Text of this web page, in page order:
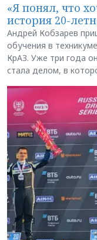
«Я понял, что
история 20-
Андрей Кобзарев
обучения в
КрАЗ. Уже три года
стала делом, в